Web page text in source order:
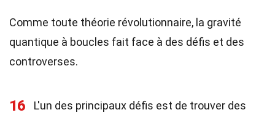
Comme toute théorie révolutionnaire, la gravité
quantique à boucles fait face à des défis et des
controverses.
16
L'un des principaux défis est de trouver des